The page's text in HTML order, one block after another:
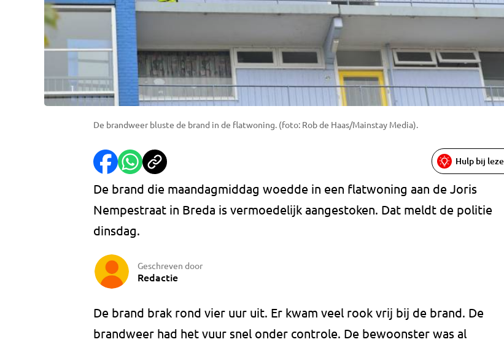
De brandweer bluste de brand in de flatwoning. (foto: Rob de Haas/Mainstay Media).
Hulp bij
De brand die maandagmiddag woedde in een flatwoning aan de Joris
Nempestraat in Breda is vermoedelijk aangestoken. Dat meldt de politie
dinsdag.
Geschreven door
Redactie
De brand brak rond vier uur uit. Er kwam veel rook vrij bij de brand. De
brandweer had het vuur snel onder controle. De bewoonster was al